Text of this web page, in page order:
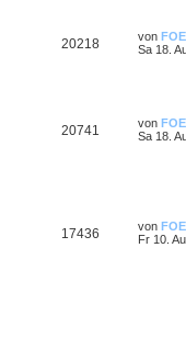
20218 von FOE
Sa 18.
20741 von FOE
Sa 18.
17436 von FOE
Fr 10.